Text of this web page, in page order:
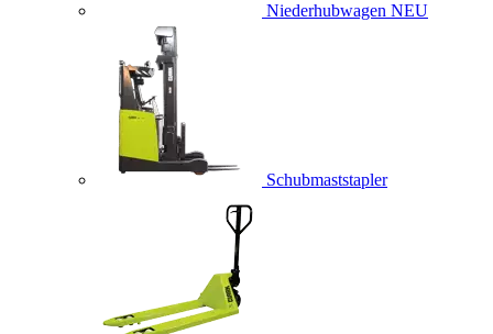
Niederhubwagen NEU
Schubmaststapler